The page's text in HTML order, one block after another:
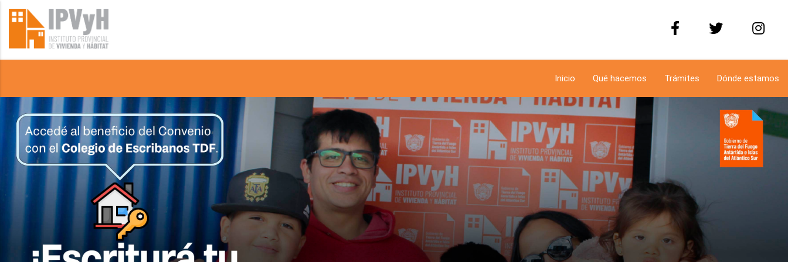
Inicio Qué hacemos Trámites Dónde estamos